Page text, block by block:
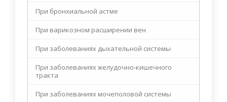
При бронхиальной астме
При варикозном расширении вен
При заболеваниях дыхательной системы
При заболеваниях желудочно-кишечного
тракта
При заболеваниях мочеполовой системы